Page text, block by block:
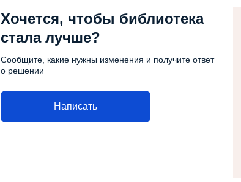
Хочется, чтобы библиотека
стала лучше?
Сообщите, какие нужны изменения и получите ответ
о решении
Написать